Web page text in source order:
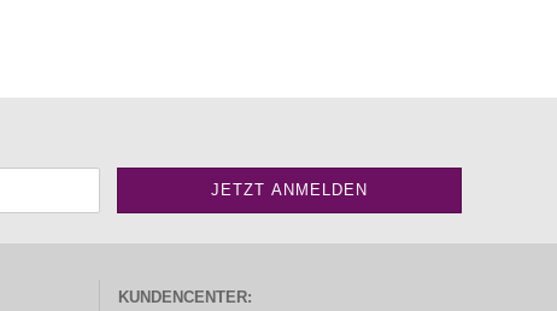
KUNDENCENTER: